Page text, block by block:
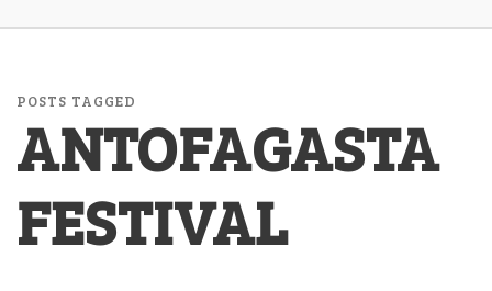
POSTS TAGGED
ANTOFAGASTA
FESTIVAL